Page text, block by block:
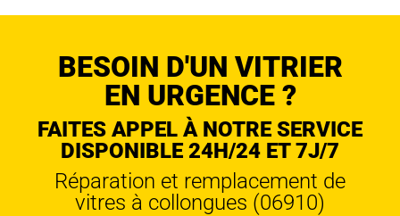
BESOIN D'UN VITRIER
EN URGENCE ?
FAITES APPEL À NOTRE SERVICE
DISPONIBLE 24H/24 ET 7J/7
Réparation et remplacement de
vitres à collongues (06910)